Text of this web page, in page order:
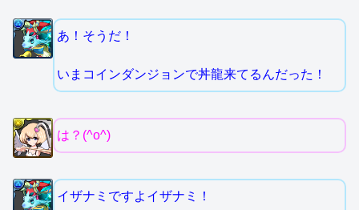
あ！そうだ！
いまコインダンジョンで丼龍来てるんだった！
は？(^o^)
イザナミですよイザナミ！